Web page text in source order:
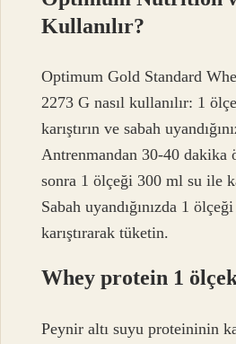
Kullanılır?
Optimum Gold Standard
2273 G nasıl kullanılır: 1
karıştırın ve sabah
Antrenmandan 30-40 dakika
sonra 1 ölçeği 300 ml su ile
Sabah uyandığınızda 1
karıştırarak tüketin.
Whey protein 1
Peynir altı suyu proteininin